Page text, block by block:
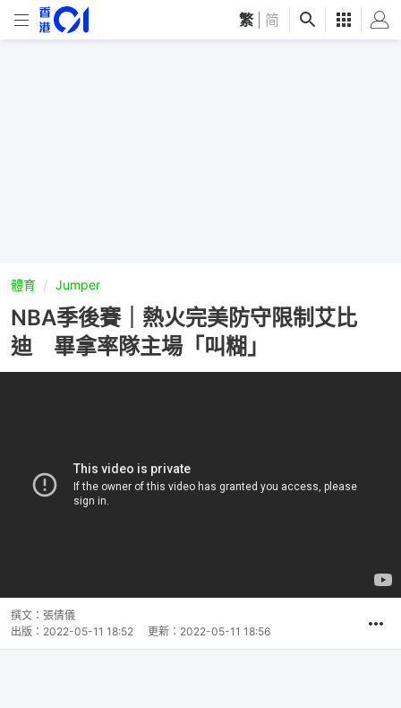
繁 简
體育 Jumper
NBA季後賽｜熱火完美防守限制艾比
迪 畢拿率隊主場「叫糊」
撰文： 張倩儀
出版： 2022-05-11 18:52 更新： 2022-05-11 18:56